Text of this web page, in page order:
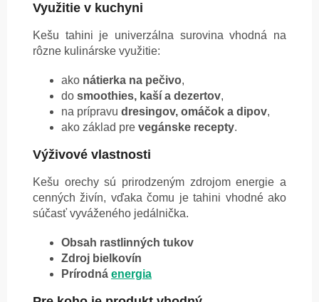
Využitie v kuchyni
Kešu tahini je univerzálna surovina vhodná na
rôzne kulinárske využitie:
ako nátierka na pečivo,
do smoothies, kaší a dezertov,
na prípravu dresingov, omáčok a dipov,
ako základ pre vegánske recepty.
Výživové vlastnosti
Kešu orechy sú prirodzeným zdrojom energie a
cenných živín, vďaka čomu je tahini vhodné ako
súčasť vyváženého jedálnička.
Obsah rastlinných tukov
Zdroj bielkovín
Prírodná energia